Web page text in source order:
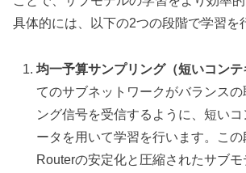
具体的には、以下の2つの段階で学習を
均一予算サンプリング（短いコンテ
てのサブネットワークがバランス
ング信号を受信するように、短い
ータを用いて学習を行います。この
Routerの安定化と圧縮されたサブ